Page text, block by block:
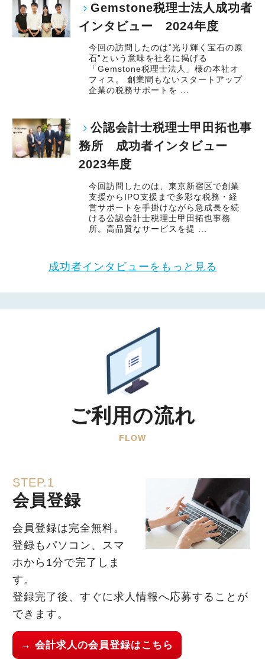
Gemstone税理士法人成功者
インタビュー 2024年度
今回の訪問したのは”光り輝く宝石の原
石”という意味を社名に掲げる
「Gemstone税理士法人」様の本社オ
フィス。 創業間もないスタートアップ
企業の税務サポートを ...
公認会計士税理士甲田拓也事
務所 成功者インタビュー
2023年度
今回訪問したのは、東京新宿区で創業
支援からIPO支援まで多彩な税務・経
営サポートを手掛けながら急成長を続
ける公認会計士税理士甲田拓也事務
所。高品質なサービスを提 ...
成功者インタビューをもっと見る
ご利用の流れ
FLOW
STEP.1
会員登録
会員登録は完全無料。
登録もパソコン、スマ
ホから1分で完了しま
す。
登録完了後、すぐに求人情報へ応募することが
できます。
→ 会計求人の会員登録はこちら